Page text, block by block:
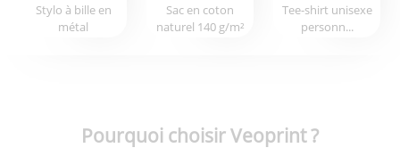
Stylo à bille en
métal
Sac en coton
naturel 140 g/m²
Tee-shirt unisexe
personn...
Pourquoi choisir Veoprint ?